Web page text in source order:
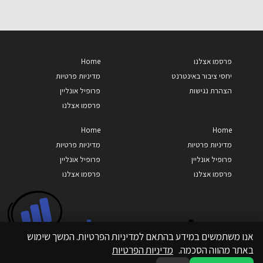
פרסמו אצלנו
יחסי ציבור באינטרנט
הצהרת נגישות
Home
מדיניות פרטיות
פרופיל אונליין
פרסמו אצלנו
Home
מדיניות פרטיות
פרופיל אונליין
פרסמו אצלנו
Home
מדיניות פרטיות
פרופיל אונליין
פרסמו אצלנו
אנו משתמשים במידע בהתאם למדיניות הפרטיות. המשך שימוש
באתר מהווה הסכמה. מדיניות הפרטיות